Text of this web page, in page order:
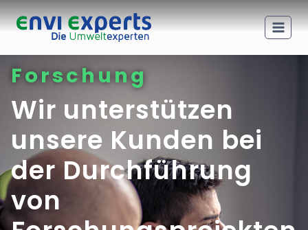
Forschung
Wir unterstützen
unsere Kunden bei
der Durchführung
von